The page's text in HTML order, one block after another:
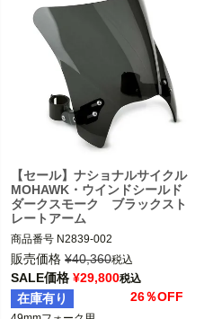
【セール】ナショナルサイクル
MOHAWK・ウインドシールド
ダークスモーク ブラックスト
レートアーム
商品番号 N2839-002
Hard Drive：562-2854B
49mmフォーク用
2018以降 FXBB/S、FXLR/S
販売価格 ¥40,360税込
SALE価格 ¥29,800税込
在庫有り 26％OFF